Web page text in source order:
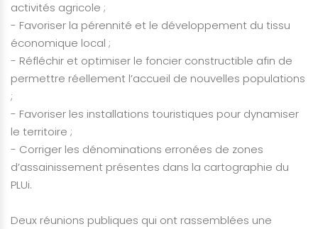
activités agricole ;
- Favoriser la pérennité et le développement du tissu
économique local ;
- Réfléchir et optimiser le foncier constructible afin de
permettre réellement l’accueil de nouvelles populations
;
- Favoriser les installations touristiques pour dynamiser
le territoire ;
- Corriger les dénominations erronées de zones
d’assainissement présentes dans la cartographie du
PLUi.
Deux réunions publiques qui ont rassemblées une